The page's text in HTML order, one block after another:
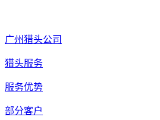
广州猎头公司
猎头服务
服务优势
部分客户